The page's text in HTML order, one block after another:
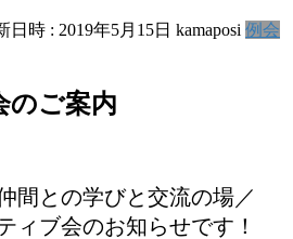
日時 : 2019年5月15日 kamaposi 例会
のご案内
間との学びと交流の場／
ィブ会のお知らせです！